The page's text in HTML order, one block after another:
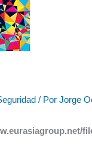
/ Por Jorge